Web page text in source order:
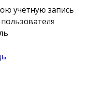
учётную запись